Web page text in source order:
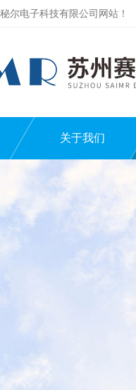
尔电子科技有限公司网站！
关于我们